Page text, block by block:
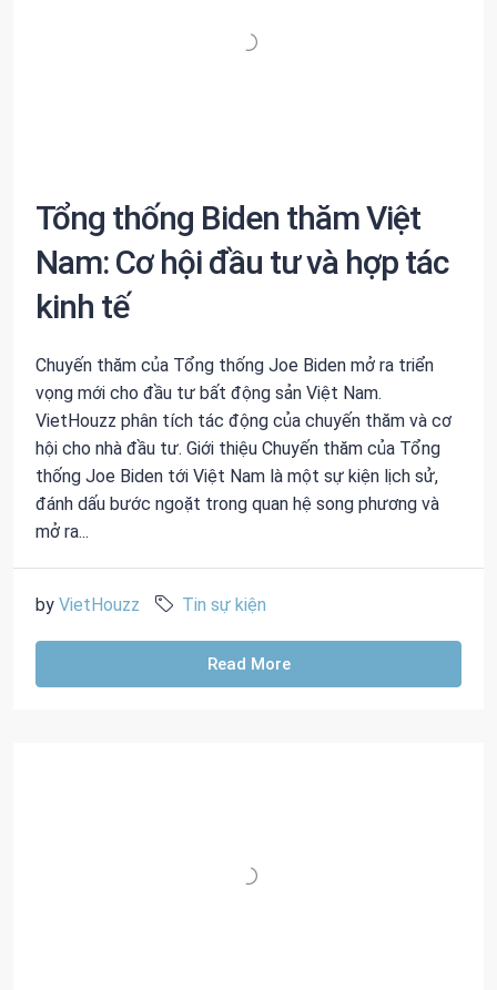
Tổng thống Biden thăm Việt
Nam: Cơ hội đầu tư và hợp tác
kinh tế
Chuyến thăm của Tổng thống Joe Biden mở ra triển
vọng mới cho đầu tư bất động sản Việt Nam.
VietHouzz phân tích tác động của chuyến thăm và cơ
hội cho nhà đầu tư. Giới thiệu Chuyến thăm của Tổng
thống Joe Biden tới Việt Nam là một sự kiện lịch sử,
đánh dấu bước ngoặt trong quan hệ song phương và
mở ra...
by VietHouzz Tin sự kiện
Read More